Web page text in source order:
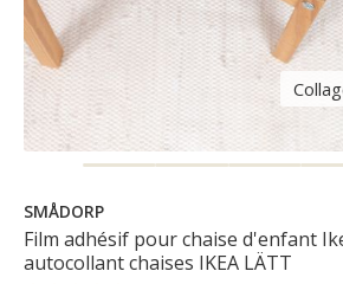
SMÅDORP
Film adhésif pour chaise d'enfant
autocollant chaises IKEA LÄTT